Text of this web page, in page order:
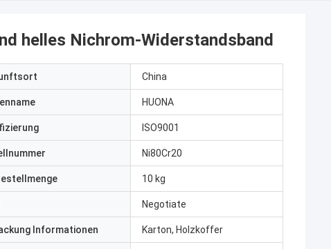
helles Nichrom-Widerstandsband
China
HUONA
ISO9001
Ni80Cr20
10 kg
Negotiate
Informationen Karton, Holzkoffer